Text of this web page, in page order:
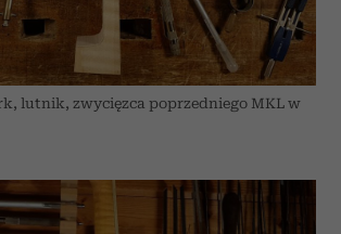
lutnik, zwycięzca poprzedniego MKL w